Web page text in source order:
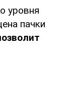
уровня
пачки